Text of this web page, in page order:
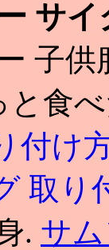
サ
子
と食
付け
取り
. サ